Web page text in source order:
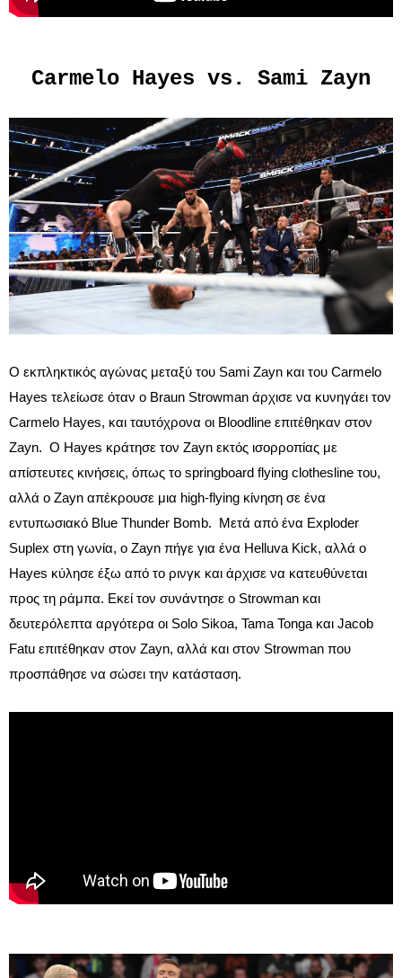
Carmelo Hayes vs. Sami Zayn
Ο εκπληκτικός αγώνας μεταξύ του Sami Zayn και του Carmelo
Hayes τελείωσε όταν ο Braun Strowman άρχισε να κυνηγάει τον
Carmelo Hayes, και ταυτόχρονα οι Bloodline επιτέθηκαν στον
Zayn. Ο Hayes κράτησε τον Zayn εκτός ισορροπίας με
απίστευτες κινήσεις, όπως το springboard flying clothesline του,
αλλά ο Zayn απέκρουσε μια high-flying κίνηση σε ένα
εντυπωσιακό Blue Thunder Bomb. Μετά από ένα Exploder
Suplex στη γωνία, ο Zayn πήγε για ένα Helluva Kick, αλλά ο
Hayes κύλησε έξω από το ρινγκ και άρχισε να κατευθύνεται
προς τη ράμπα. Εκεί τον συνάντησε ο Strowman και
δευτερόλεπτα αργότερα οι Solo Sikoa, Tama Tonga και Jacob
Fatu επιτέθηκαν στον Zayn, αλλά και στον Strowman που
προσπάθησε να σώσει την κατάσταση.